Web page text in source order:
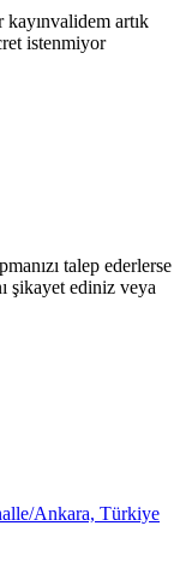
artık
istenmiyor
talep ederlerse
şikayet ediniz veya
Ankara, Türkiye